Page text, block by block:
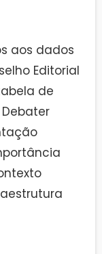
aos dados
Editorial
de